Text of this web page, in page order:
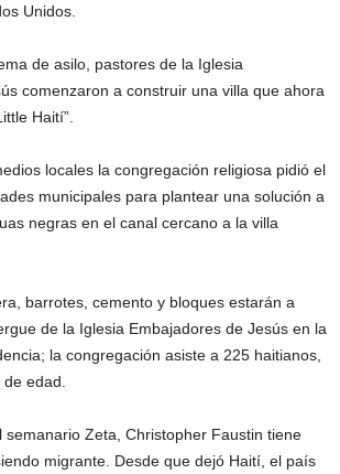
Unidos.
de asilo, pastores de la Iglesia
comenzaron a construir una villa que ahora
Haití”.
locales la congregación religiosa pidió el
municipales para plantear una solución a
negras en el canal cercano a la villa
barrotes, cemento y bloques estarán a
de la Iglesia Embajadores de Jesús en la
la congregación asiste a 225 haitianos,
edad.
semanario Zeta, Christopher Faustin tiene
migrante. Desde que dejó Haití, el país